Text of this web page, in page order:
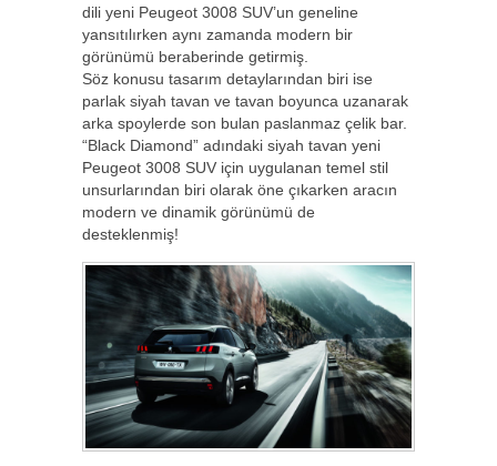
dili yeni Peugeot 3008 SUV’un geneline
yansıtılırken aynı zamanda modern bir
görünümü beraberinde getirmiş.
Söz konusu tasarım detaylarından biri ise
parlak siyah tavan ve tavan boyunca uzanarak
arka spoylerde son bulan paslanmaz çelik bar.
“Black Diamond” adındaki siyah tavan yeni
Peugeot 3008 SUV için uygulanan temel stil
unsurlarından biri olarak öne çıkarken aracın
modern ve dinamik görünümü de
desteklenmiş!